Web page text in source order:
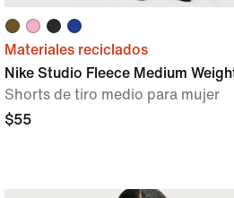
Materiales reciclados
Nike Studio Fleece Medium
Shorts de tiro medio para mujer
$55